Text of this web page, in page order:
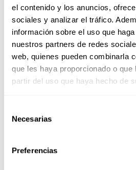
el contenido y los anuncios,
sociales y analizar el tráfico.
información sobre el uso que
nuestros partners de redes
web, quienes pueden combinarla
que les haya proporcionado o que
partir del uso que haya hecho de
Necesarias
Preferencias
Reto Prudhoga
capítulo 2
Chequen cómo van
con su reto y todo
pasado.